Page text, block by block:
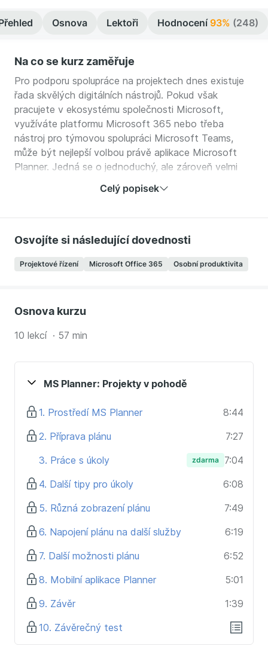
Osnova Lektoři Hodnocení 93% (248)
Na co se kurz zaměřuje
Pro podporu spolupráce na projektech dnes existuje
řada skvělých digitálních nástrojů. Pokud však
pracujete v ekosystému společnosti Microsoft,
využíváte platformu Microsoft 365 nebo třeba
nástroj pro týmovou spolupráci Microsoft Teams,
může být nejlepší volbou právě aplikace Microsoft
Planner. Jedná se o jednoduchý, ale zároveň velmi
silný nástroj pro plánování a řízení projektů,
komunikaci nad úkoly a zjednodušení a zefektivnění
praktických doporučení pro produktivnější využití na
Planner včetně všech vychytávek
Mít komunikaci celého týmu nebo společnosti k
Ty, kdo se chtějí naučit využívat Planner pro
plánování a řízení projektů na maximum
kontrolou na jednom místě
Ty, kdo chtějí zlepšit komunikaci v rámci projektů,
týmů či napříč celou společností
Celý popisek
Osvojíte si následující dovednosti
Projektové řízení Microsoft Office 365 Osobní produktivita
Osnova kurzu
10 lekcí · 57 min
MS Planner: Projekty v pohodě
1. Prostředí MS Planner
8:44
2. Příprava plánu
7:27
3. Práce s úkoly
zdarma
7:04
4. Další tipy pro úkoly
6:08
5. Různá zobrazení plánu
7:49
6. Napojení plánu na další služby
6:19
7. Další možnosti plánu
6:52
8. Mobilní aplikace Planner
5:01
9. Závěr
1:39
10. Závěrečný test